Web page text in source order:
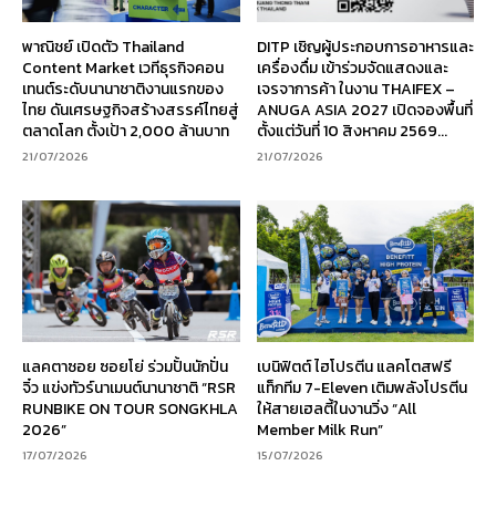
พาณิชย์ เปิดตัว Thailand
Content Market เวทีธุรกิจคอน
เทนต์ระดับนานาชาติงานแรกของ
ไทย ดันเศรษฐกิจสร้างสรรค์ไทยสู่
ตลาดโลก ตั้งเป้า 2,000 ล้านบาท
21/07/2026
DITP เชิญผู้ประกอบการอาหารและ
เครื่องดื่ม เข้าร่วมจัดแสดงและ
เจรจาการค้า ในงาน THAIFEX –
ANUGA ASIA 2027 เปิดจองพื้นที่
ตั้งแต่วันที่ 10 สิงหาคม 2569...
21/07/2026
แลคตาซอย ซอยโย่ ร่วมปั้นนักปั่น
จิ๋ว แข่งทัวร์นาเมนต์นานาชาติ “RSR
RUNBIKE ON TOUR SONGKHLA
2026”
17/07/2026
เบนิฟิตต์ ไฮโปรตีน แลคโตสฟรี
แท็กทีม 7-Eleven เติมพลังโปรตีน
ให้สายเฮลตี้ในงานวิ่ง “All
Member Milk Run”
15/07/2026